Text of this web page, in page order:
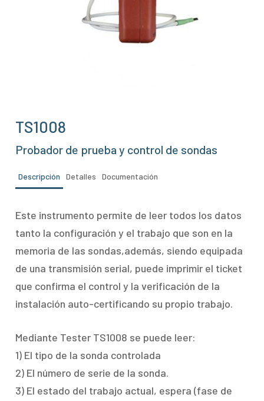
TS1008
Probador de prueba y control de sondas
Descripción Detalles Documentación
Este instrumento permite de leer todos los datos
tanto la configuración y el trabajo que son en la
memoria de las sondas,además, siendo equipada
de una transmisión serial, puede imprimir el ticket
que confirma el control y la verificación de la
instalación auto-certificando su propio trabajo.
Mediante Tester TS1008 se puede leer:
1) El tipo de la sonda controlada
2) El número de serie de la sonda.
3) El estado del trabajo actual, espera (fase de